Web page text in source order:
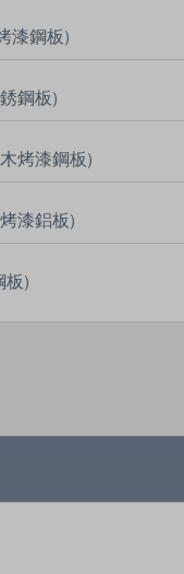
漆鋼板)
鋼板)
烤漆鋼板)
漆鋁板)
板)